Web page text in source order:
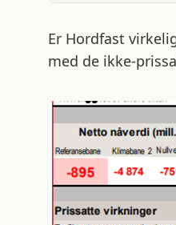
Er Hordfast
med de ikke-